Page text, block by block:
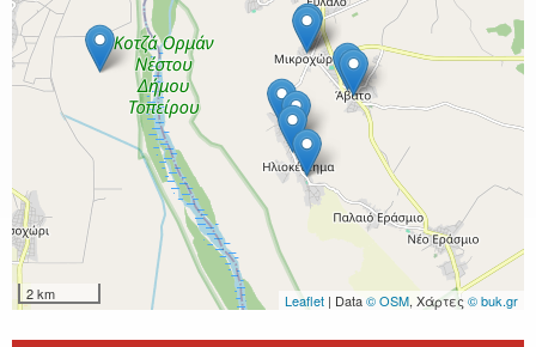
2 km Leaflet | Data© OSM, Χάρτες © buk.gr